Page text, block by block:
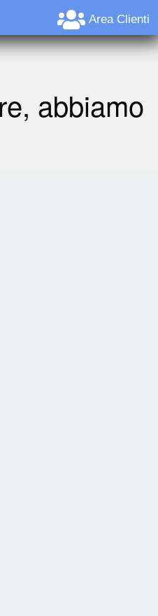
Area Clienti
abbiamo